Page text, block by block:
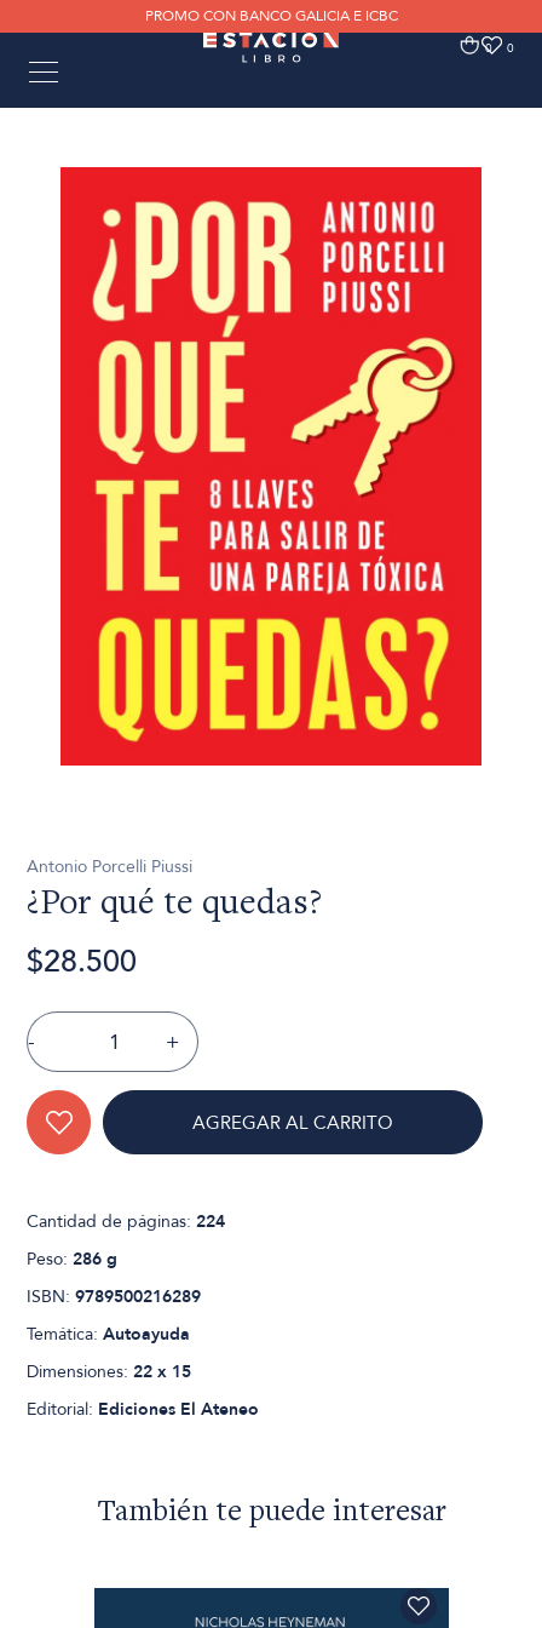
PROMO CON BANCO GALICIA E ICBC
0 0
Antonio Porcelli Piussi
¿Por qué te quedas?
$28.500
- +
AGREGAR AL CARRITO
Cantidad de páginas:224
Peso:286 g
ISBN:9789500216289
Temática:Autoayuda
Dimensiones:22 x 15
Editorial: Ediciones El Ateneo
También te puede interesar